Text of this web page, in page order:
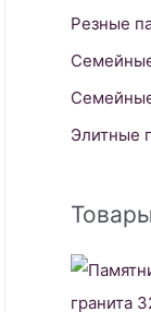
Резные
Элитные
гранита